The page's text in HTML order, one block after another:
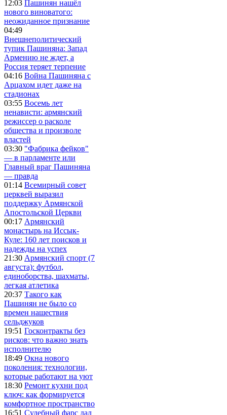
12:03 Пашинян нашёл
нового виноватого:
неожиданное признание
04:49
Внешнеполитический
тупик Пашиняна: Запад
Армению не ждет, а
Россия теряет терпение
04:16 Война Пашиняна с
Арцахом идет даже на
стадионах
03:55 Восемь лет
ненависти: армянский
режиссер о расколе
общества и произволе
властей
03:30 "Фабрика фейков"
— в парламенте или
Главный враг Пашиняна
— правда
01:14 Всемирный совет
церквей выразил
поддержку Армянской
Апостольской Церкви
00:17 Армянский
монастырь на Иссык-
Куле: 160 лет поисков и
надежды на успех
21:30 Армянский спорт (7
августа): футбол,
единоборства, шахматы,
легкая атлетика
20:37 Такого как
Пашинян не было со
времен нашествия
сельджуков
19:51 Госконтракты без
рисков: что важно знать
исполнителю
18:49 Окна нового
поколения: технологии,
которые работают на уют
18:30 Ремонт кухни под
ключ: как формируется
комфортное пространство
16:51 Судебный фарс дал